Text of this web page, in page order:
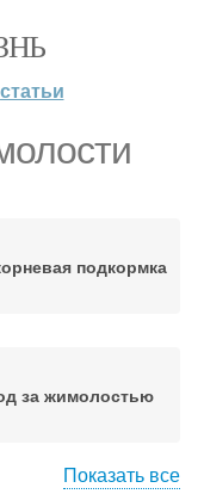
статьи
подкормка
за жимолостью
Показать все